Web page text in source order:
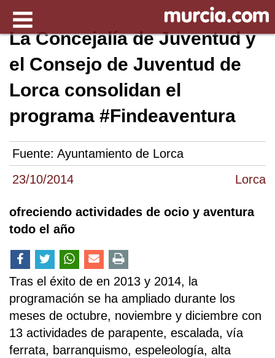
23/10/2014 Lorca
La Concejalía de Juventud y
el Consejo de Juventud de
Lorca consolidan el
programa #Findeaventura
Fuente: Ayuntamiento de Lorca
ofreciendo actividades de ocio y aventura
todo el año
Tras el éxito de en 2013 y 2014, la
programación se ha ampliado durante los
meses de octubre, noviembre y diciembre con
13 actividades de parapente, escalada, vía
ferrata, barranquismo, espeleología, alta